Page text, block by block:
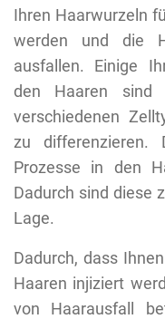
Ihren Haarwurzeln
werden und die
ausfallen. Einige
den Haaren
verschiedenen
zu differenzieren.
Prozesse in den
Dadurch sind diese
Lage.
Dadurch, dass
Haaren injiziert
von Haarausfall